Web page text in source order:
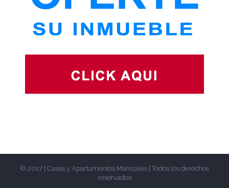
© 2017 | Casas y Apartamentos Manizales | Todos los derechos
reservados